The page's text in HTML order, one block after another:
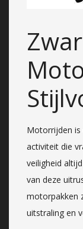
Motorrijden is
activiteit die
veiligheid
van deze
motorpakken
uitstraling en